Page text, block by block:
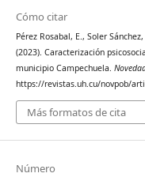
Cómo citar
Pérez Rosabal, E., Soler
(2023). Caracterización
municipio Campechuela.
https://revistas.uh.cu/novpob/
Más formatos de cita
Número